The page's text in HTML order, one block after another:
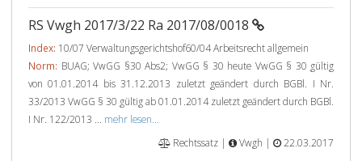
RS Vwgh 2017/3/22 Ra 2017/08/0018
Index: 10/07 Verwaltungsgerichtshof60/04 Arbeitsrecht allgemein
Norm: BUAG; VwGG §30 Abs2; VwGG § 30 heute VwGG § 30 gültig
von 01.01.2014 bis 31.12.2013 zuletzt geändert durch BGBl. I Nr.
33/2013 VwGG § 30 gültig ab 01.01.2014 zuletzt geändert durch BGBl.
I Nr. 122/2013 ... mehr lesen...
Rechtssatz |
Vwgh | 22.03.2017